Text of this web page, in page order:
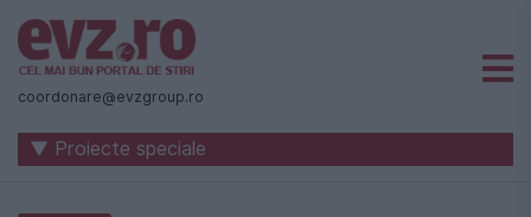
Știri
naționale
internaționale
coordonare@evzgroup.ro
▼ Proiecte speciale